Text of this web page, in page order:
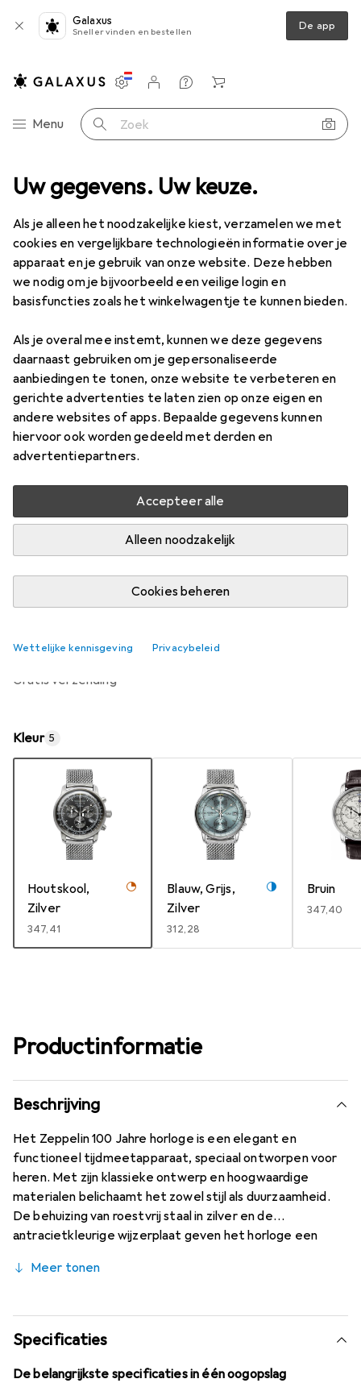
Uw gegevens. Uw keuze.
Als je alleen het noodzakelijke kiest, verzamelen we met
cookies en vergelijkbare technologieën informatie over je
apparaat en je gebruik van onze website. Deze hebben
we nodig om je bijvoorbeeld een veilige login en
basisfuncties zoals het winkelwagentje te kunnen bieden.
Als je overal mee instemt, kunnen we deze gegevens
daarnaast gebruiken om je gepersonaliseerde
aanbiedingen te tonen, onze website te verbeteren en
gerichte advertenties te laten zien op onze eigen en
andere websites of apps. Bepaalde gegevens kunnen
hiervoor ook worden gedeeld met derden en
advertentiepartners.
Accepteer alle
Alleen noodzakelijk
Cookies beheren
Wettelijke kennisgeving Privacybeleid
Galaxus
Sneller vinden en bestellen De app
Categorie navigatie
Menu Zoek op
Instellingen
Klantenaccount
Produktvergelijking
Verlanglijstje
Winkelmandje
de mode Horloges + Sieraden Horloge
2 afbeeldingen
Zeppelin 100 jaar
Analoog horloge, 42 mm
Prijs in EUR inclusief BTW
EUR
347,41
16
Waarderingscijfers
Levering tussen wo, 2-9 en wo, 9-9
Slechts 1 stuk op voorraad bij leverancier
Laat me weten als dit product eerder beschikbaar is
In winkelmandje
gratis verzending
Kleur 5
Houtskool,
Zilver
EUR
347,41
Blauw, Grijs,
Zilver
EUR
312,28
Bruin
EUR
347,40
Productinformatie
Beschrijving
Het Zeppelin 100 Jahre horloge is een elegant en
functioneel tijdmeetapparaat, speciaal ontworpen voor
heren. Met zijn klassieke ontwerp en hoogwaardige
materialen belichaamt het zowel stijl als duurzaamheid.
De behuizing van roestvrij staal in zilver en de
antracietkleurige wijzerplaat geven het horloge een
quartz uurwerk biedt het horloge een analoge weergave
dagelijks gebruik. De Milanese band zorgt voor een
comfortabele pasvorm om de pols en is gemakkelijk aan
en uit te trekken. Het horloge wordt geleverd in een
originele opbergdoos en biedt een internationale
Meer tonen
Specificaties
De belangrijkste specificaties in één oogopslag